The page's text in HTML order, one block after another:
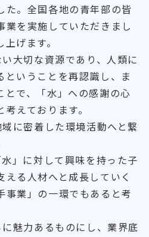
た。全国各地の青年部の皆
業を実施していただきまし
上げます。
大切な資源であり、人類に
ということを再認識し、ま
とで、「水」への感謝の心
えております。
に密着した環境活動へと繋
」に対して興味を持った子
る人材へと成長していく
事業」の一環でもあると考
魅力あるものにし、業界底